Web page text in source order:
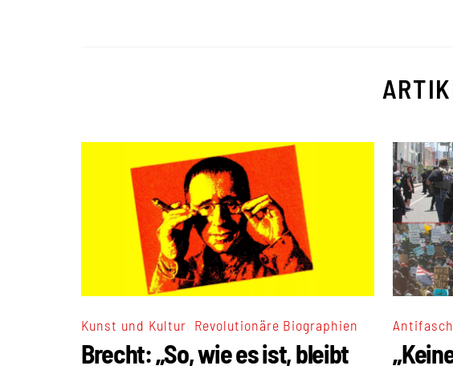
Kunst und Kultur Revolutionäre Biographien
Brecht: „So, wie es ist, bleibt